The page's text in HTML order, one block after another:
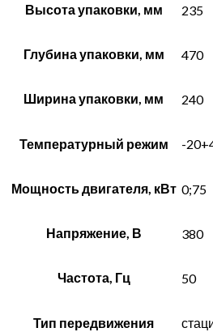
Высота упаковки, мм 235
Глубина упаковки, мм 470
Ширина упаковки, мм 240
Температурный режим -
Мощность двигателя, кВт 0;75
Напряжение, В 380
Частота, Гц 50
Тип передвижения